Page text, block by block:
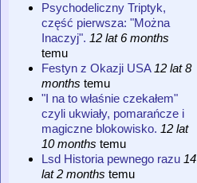
Psychodeliczny Triptyk,
część pierwsza: "Można
Inaczyj". 12 lat 6 months
temu
Festyn z Okazji USA 12 lat 8
months temu
"I na to właśnie czekałem"
czyli ukwiały, pomarańcze i
magiczne blokowisko. 12 lat
10 months temu
Lsd Historia pewnego razu 14
lat 2 months temu